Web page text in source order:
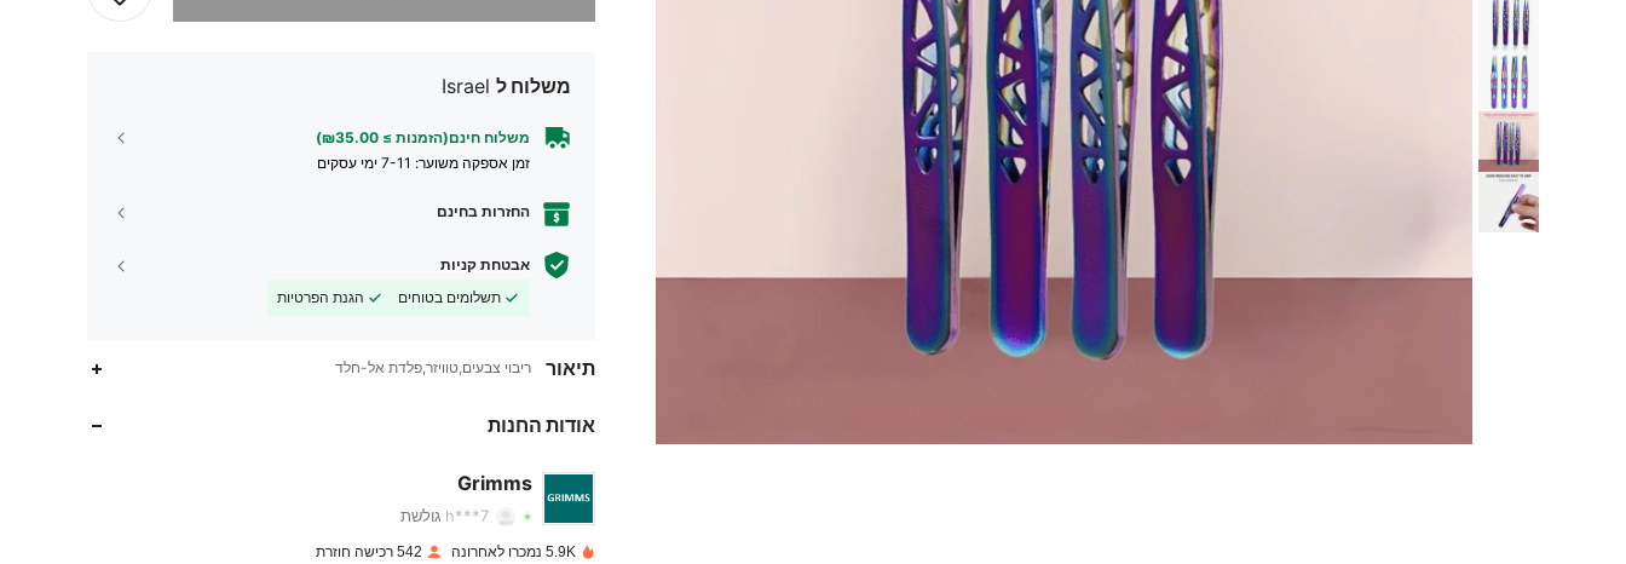
משלוח ל Israel
משלוח חינם(הזמנות ≥ ₪35.00)
זמן אספקה ​​משוער: 7-11 ימי עסקים
החזרות בחינם
אבטחת קניות
תשלומים בטוחים
הגנת הפרטיות
תיאור ריבוי צבעים,טוויזר,פלדת אל-חלד
אודות החנות
Grimms
h***7 גולשת
5.9K נמכרו לאחרונה 542 רכישה חוזרת